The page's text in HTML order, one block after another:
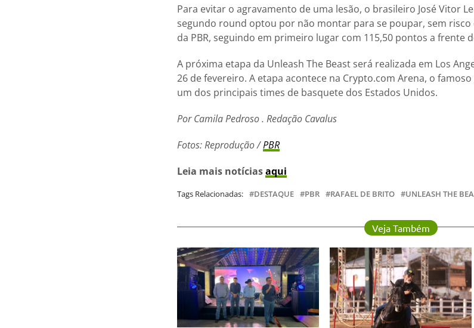
Para evitar o agravamento de uma lesão, o brasileiro José Vitor
segundo round optou por não montar para se poupar, sem
da PBR, seguindo em primeiro lugar com 115,50 pontos a frente
A próxima etapa da Unleash The Beast será realizada em Los
26 de fevereiro. A etapa acontece na Crypto.com Arena, o
um dos principais times de basquete dos Estados Unidos.
Por Camila Pedroso . Redação Cavalus
Fotos: Reprodução /PBR
Leia mais notíciasaqui
Tags Relacionadas: DESTAQUE PBR RAFAEL DE BRITO UNLEASH THE
Veja Também